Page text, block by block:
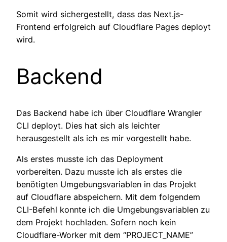
Somit wird sichergestellt, dass das Next.js-
Frontend erfolgreich auf Cloudflare Pages deployt
wird.
Backend
Das Backend habe ich über Cloudflare Wrangler
CLI deployt. Dies hat sich als leichter
herausgestellt als ich es mir vorgestellt habe.
Als erstes musste ich das Deployment
vorbereiten. Dazu musste ich als erstes die
benötigten Umgebungsvariablen in das Projekt
auf Cloudflare abspeichern. Mit dem folgendem
CLI-Befehl konnte ich die Umgebungsvariablen zu
dem Projekt hochladen. Sofern noch kein
Cloudflare-Worker mit dem “PROJECT_NAME”